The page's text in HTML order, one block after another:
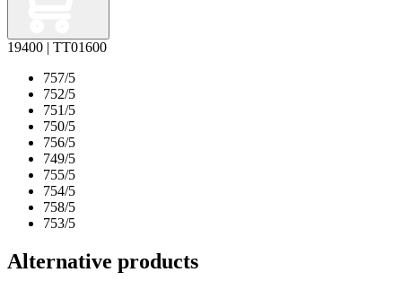
19400 | TT01600
757/5
752/5
751/5
750/5
756/5
749/5
755/5
754/5
758/5
753/5
Alternative products